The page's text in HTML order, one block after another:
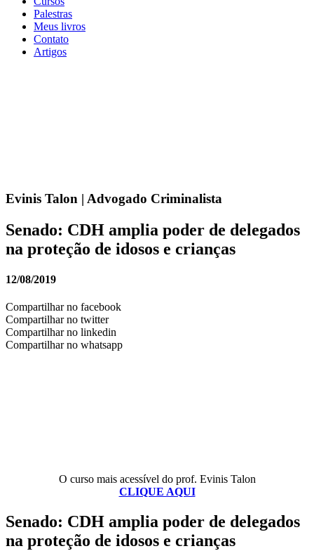
Palestras
Meus livros
Contato
Artigos
Evinis Talon | Advogado Criminalista
Senado: CDH amplia poder de delegados
na proteção de idosos e crianças
12/08/2019
Compartilhar no facebook
Compartilhar no twitter
Compartilhar no linkedin
Compartilhar no whatsapp
O curso mais acessível do prof. Evinis Talon
CLIQUE AQUI
Senado: CDH amplia poder de delegados
na proteção de idosos e crianças